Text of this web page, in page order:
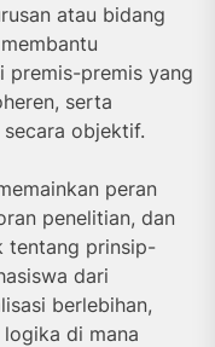
atau bidang
premis-premis yang
serta
objektif.
peran
penelitian, dan
tentang prinsip-
dari
berlebihan,
di mana